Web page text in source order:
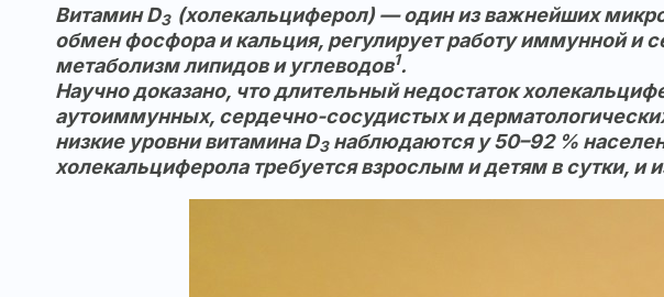
Витамин D3 (холекальциферол) — один из важнейших
обмен фосфора и кальция, регулирует работу иммунной и
метаболизм липидов и углеводов1.
Научно доказано, что длительный недостаток
аутоиммунных, сердечно-сосудистых и
низкие уровни витамина D3наблюдаются у 50–92 %
холекальциферола требуется взрослым и детям в сутки, и